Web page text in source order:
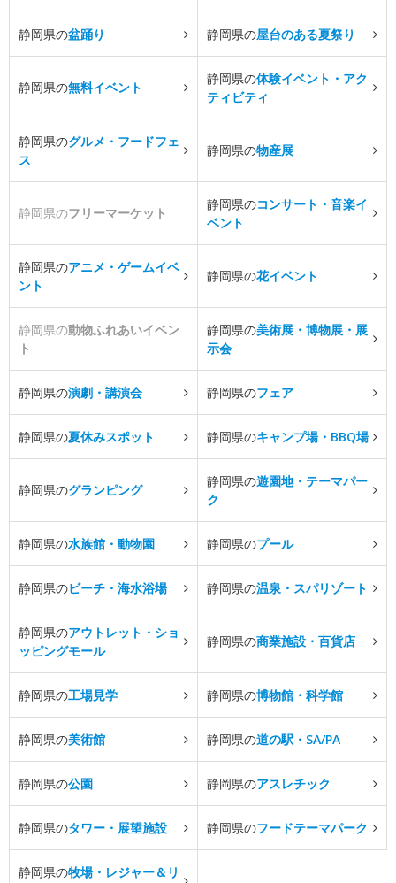
静岡県の盆踊り 静岡県の屋台のある夏祭り
静岡県の無料イベント
静岡県の体験イベント・アク
ティビティ
静岡県のグルメ・フードフェ
ス
静岡県の物産展
静岡県のフリーマーケット
静岡県のコンサート・音楽イ
ベント
静岡県のアニメ・ゲームイベ
ント
静岡県の花イベント
静岡県の動物ふれあいイベン
ト
静岡県の美術展・博物展・展
示会
静岡県の演劇・講演会 静岡県のフェア
静岡県の夏休みスポット 静岡県のキャンプ場・BBQ場
静岡県のグランピング
静岡県の遊園地・テーマパー
ク
静岡県の水族館・動物園 静岡県のプール
静岡県のビーチ・海水浴場 静岡県の温泉・スパリゾート
静岡県のアウトレット・ショ
ッピングモール
静岡県の商業施設・百貨店
静岡県の工場見学 静岡県の博物館・科学館
静岡県の美術館 静岡県の道の駅・SA/PA
静岡県の公園 静岡県のアスレチック
静岡県のタワー・展望施設 静岡県のフードテーマパーク
静岡県の牧場・レジャー＆リ